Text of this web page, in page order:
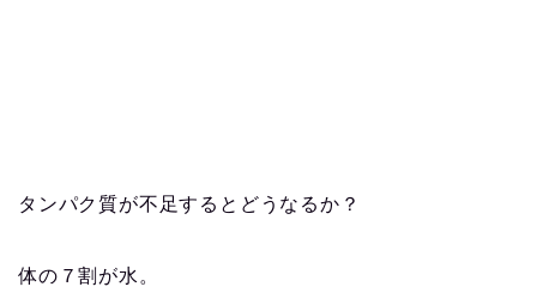
タンパク質が不足するとどうなるか？
体の７割が水。